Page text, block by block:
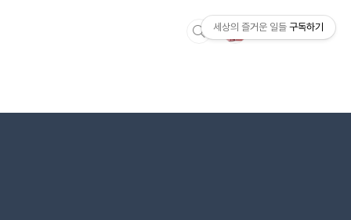
세상의 즐거운 일들 구독하기